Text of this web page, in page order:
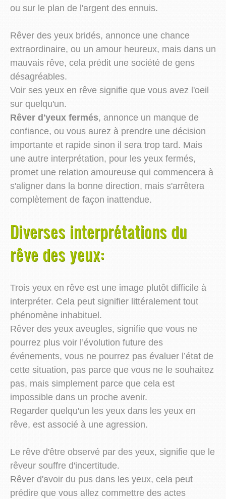
ou sur le plan de l'argent des ennuis.
Rêver des yeux bridés, annonce une chance
extraordinaire, ou un amour heureux, mais dans un
mauvais rêve, cela prédit une société de gens
désagréables.
Voir ses yeux en rêve signifie que vous avez l'oeil
sur quelqu'un.
Rêver d'yeux fermés, annonce un manque de
confiance, ou vous aurez à prendre une décision
importante et rapide sinon il sera trop tard. Mais
une autre interprétation, pour les yeux fermés,
promet une relation amoureuse qui commencera à
s'aligner dans la bonne direction, mais s'arrêtera
complètement de façon inattendue.
Diverses interprétations du
rêve des yeux:
Trois yeux en rêve est une image plutôt difficile à
interpréter. Cela peut signifier littéralement tout
phénomène inhabituel.
Rêver des yeux aveugles, signifie que vous ne
pourrez plus voir l’évolution future des
événements, vous ne pourrez pas évaluer l’état de
cette situation, pas parce que vous ne le souhaitez
pas, mais simplement parce que cela est
impossible dans un proche avenir.
Regarder quelqu'un les yeux dans les yeux en
rêve, est associé à une agression.
Le rêve d'être observé par des yeux, signifie que le
rêveur souffre d'incertitude.
Rêver d'avoir du pus dans les yeux, cela peut
prédire que vous allez commettre des actes